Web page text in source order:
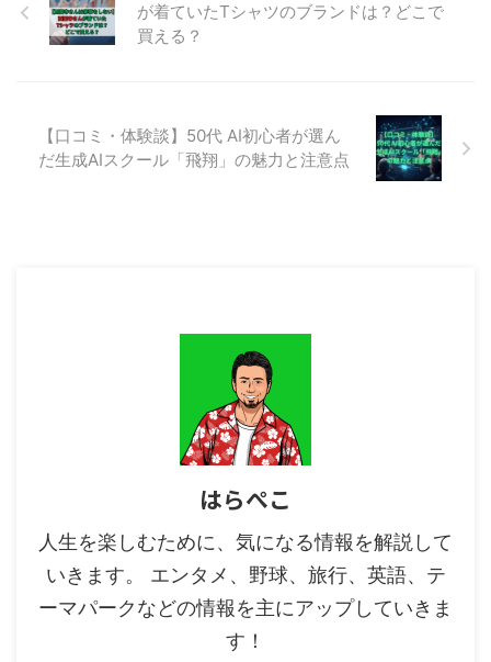
話でもそんなシーンがいくつかあ
りました。 この記事では、うち
ージュされたドラマは？ うち弁
（うちの弁護士は手がかかる）2
が着ていたTシャツのブランドは？どこで
買える？
【口コミ・体験談】50代 AI初心者が選ん
だ生成AIスクール「飛翔」の魅力と注意点
はらぺこ
人生を楽しむために、気になる情報を解説して
いきます。 エンタメ、野球、旅行、英語、テ
ーマパークなどの情報を主にアップしていきま
す！